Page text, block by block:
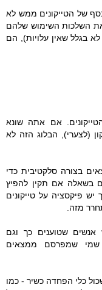
של הטייקונים ממש לא
את השלכות השימוש שלהם
בגלל שאין עלויות), הם
אם אתה שונא
(לצערי), הבלוג הזה לא
בצורה סלקטיבית כדי
בשאלה אם תקין להפיץ
פיקסציה על טייקונים
מזה.
שטוענים כך וגם
שמי שמפרסם ממצאים
כלי הפחדה כשיר - כמו